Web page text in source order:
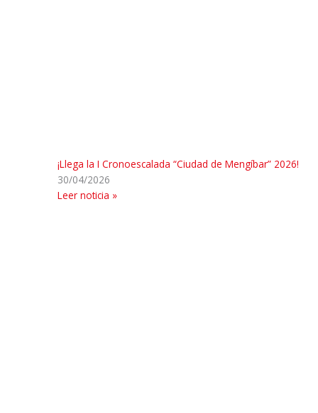
¡Llega la I Cronoescalada “Ciudad de Mengíbar” 2026!
30/04/2026
Leer noticia »